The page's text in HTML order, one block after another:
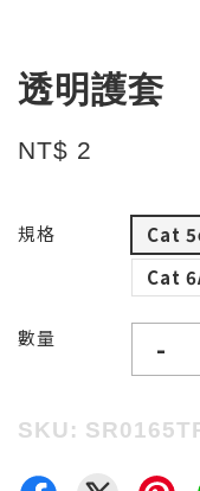
透明護套
NT$ 2
規格 Cat
Cat
數量 -
SKU: